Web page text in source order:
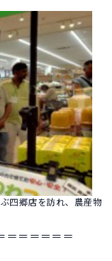
四郷店を訪れ、農産物
＝＝＝＝＝＝